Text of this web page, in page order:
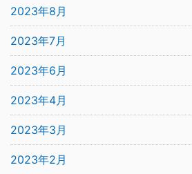
2023年8月
2023年7月
2023年6月
2023年4月
2023年3月
2023年2月